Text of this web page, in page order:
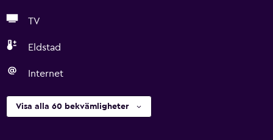
TV
Eldstad
Internet
Visa alla 60 bekvämligheter